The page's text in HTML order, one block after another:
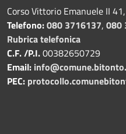
Corso Vittorio Emanuele II
Telefono:080 3716137, 080
Rubrica telefonica
C.F. /P.I.00382650729
Email:
PEC: